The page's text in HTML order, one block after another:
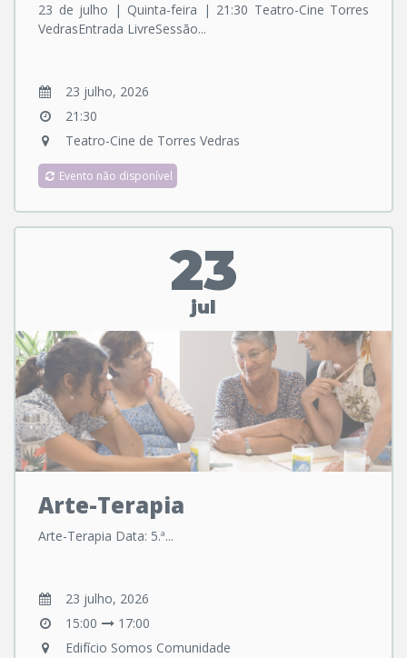
23 de julho | Quinta-feira | 21:30 Teatro-Cine Torres
VedrasEntrada LivreSessão...
23 julho, 2026
21:30
Teatro-Cine de Torres Vedras
Evento não disponível
23
jul
Arte-Terapia
Arte-Terapia Data: 5.ª...
23 julho, 2026
15:00
17:00
Edifício Somos Comunidade